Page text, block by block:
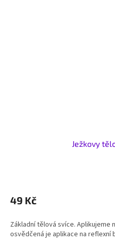
Ježkovy
49 Kč
Základní tělová svíce. Aplikujeme
osvědčená je aplikace na reflexní